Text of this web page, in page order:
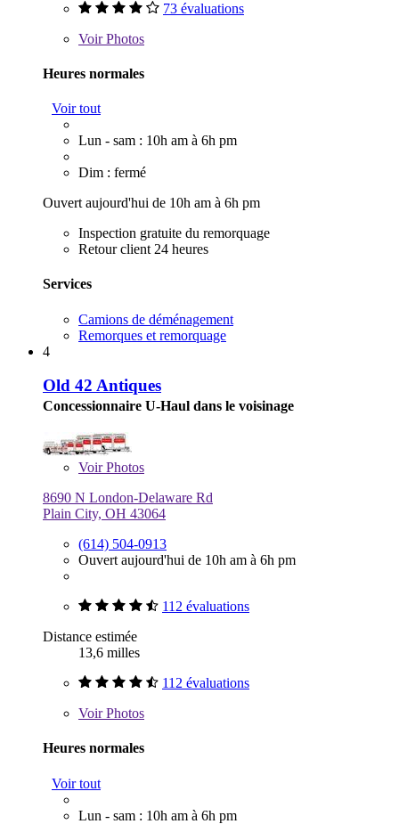
73 évaluations
VoirPhotos
Heures normales
Voir tout
Lun - sam : 10h am à 6h pm
Dim : fermé
Ouvert aujourd'hui de 10h am à 6h pm
Inspection gratuite du remorquage
Retour client 24 heures
Services
Camions de déménagement
Remorques et remorquage
4
Old 42 Antiques
Concessionnaire U-Haul dans le voisinage
VoirPhotos
8690 N London-Delaware Rd
Plain City, OH 43064
(614) 504-0913
Ouvert aujourd'hui de 10h am à 6h pm
112 évaluations
Distance estimée
13,6 milles
112 évaluations
VoirPhotos
Heures normales
Voir tout
Lun - sam : 10h am à 6h pm